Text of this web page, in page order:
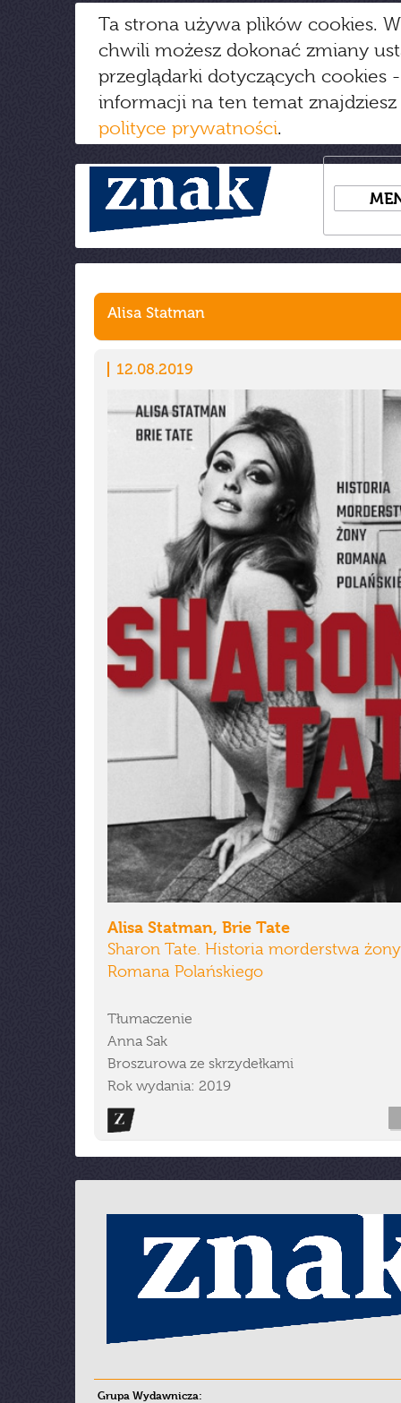
Ta strona używa plików cookies.
chwili możesz dokonać zmiany
przeglądarki dotyczących cookies
informacji na ten temat
polityce prywatności.
Alisa Statman
12.08.2019
Alisa Statman, Brie Tate
Sharon Tate. Historia morderstwa żony
Romana Polańskiego
Tłumaczenie
Anna Sak
Broszurowa ze skrzydełkami
Rok wydania: 2019
Grupa Wydawnicza: